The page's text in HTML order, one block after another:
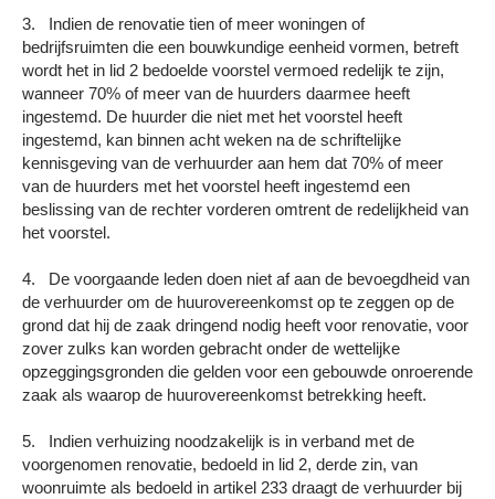
3. Indien de renovatie tien of meer woningen of
bedrijfsruimten die een bouwkundige eenheid vormen, betreft
wordt het in lid 2 bedoelde voorstel vermoed redelijk te zijn,
wanneer 70% of meer van de huurders daarmee heeft
ingestemd. De huurder die niet met het voorstel heeft
ingestemd, kan binnen acht weken na de schriftelijke
kennisgeving van de verhuurder aan hem dat 70% of meer
van de huurders met het voorstel heeft ingestemd een
beslissing van de rechter vorderen omtrent de redelijkheid van
het voorstel.
4. De voorgaande leden doen niet af aan de bevoegdheid van
de verhuurder om de huurovereenkomst op te zeggen op de
grond dat hij de zaak dringend nodig heeft voor renovatie, voor
zover zulks kan worden gebracht onder de wettelijke
opzeggingsgronden die gelden voor een gebouwde onroerende
zaak als waarop de huurovereenkomst betrekking heeft.
5. Indien verhuizing noodzakelijk is in verband met de
voorgenomen renovatie, bedoeld in lid 2, derde zin, van
woonruimte als bedoeld in artikel 233 draagt de verhuurder bij